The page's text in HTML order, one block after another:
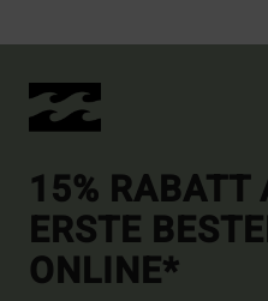
15% RABATT
ERSTE
ONLINE*